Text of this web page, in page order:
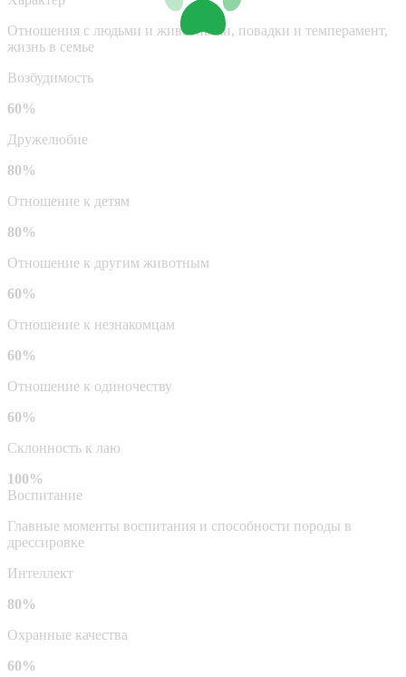
Отношения с людьми и животными, повадки и темперамент,
жизнь в семье
Возбудимость
60%
Дружелюбие
80%
Отношение к детям
80%
Отношение к другим животным
60%
Отношение к незнакомцам
60%
Отношение к одиночеству
60%
Склонность к лаю
100%
Воспитание
Главные моменты воспитания и способности породы в
дрессировке
Интеллект
80%
Охранные качества
60%